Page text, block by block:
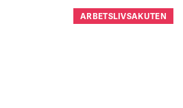
ARBETSLIVSAKUTEN